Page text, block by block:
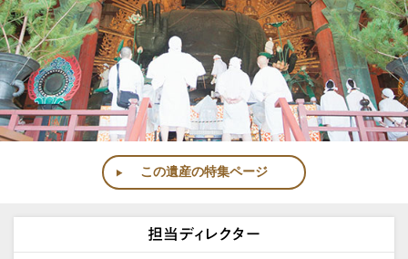
この遺産の特集ページ